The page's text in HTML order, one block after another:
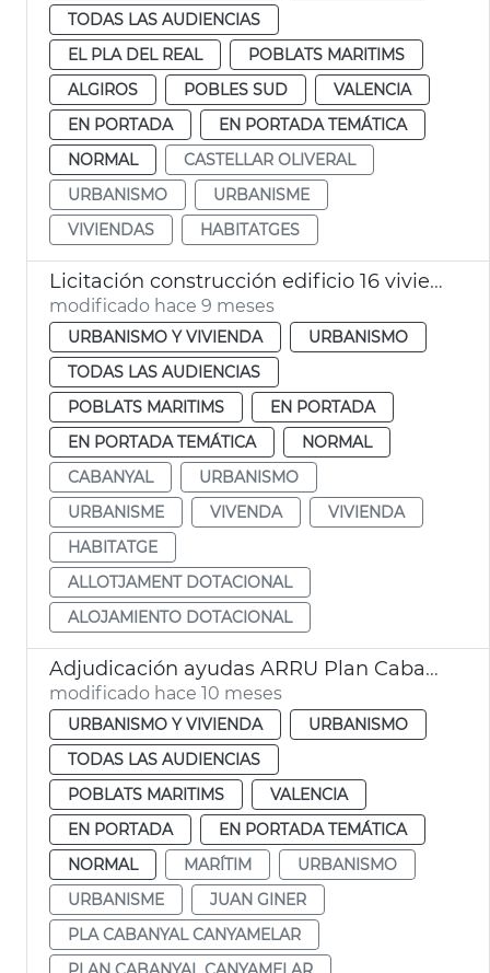
TODAS LAS AUDIENCIAS
EL PLA DEL REAL
POBLATS MARITIMS
ALGIROS
POBLES SUD
VALENCIA
EN PORTADA
EN PORTADA TEMÁTICA
NORMAL
CASTELLAR OLIVERAL
URBANISMO
URBANISME
VIVIENDAS
HABITATGES
Licitación construcción edificio 16 viviendas sociales el Cabanyal
modificado hace 9 meses
URBANISMO Y VIVIENDA
URBANISMO
TODAS LAS AUDIENCIAS
POBLATS MARITIMS
EN PORTADA
EN PORTADA TEMÁTICA
NORMAL
CABANYAL
URBANISMO
URBANISME
VIVENDA
VIVIENDA
HABITATGE
ALLOTJAMENT DOTACIONAL
ALOJAMIENTO DOTACIONAL
Adjudicación ayudas ARRU Plan Cabanyal-Canyamelar
modificado hace 10 meses
URBANISMO Y VIVIENDA
URBANISMO
TODAS LAS AUDIENCIAS
POBLATS MARITIMS
VALENCIA
EN PORTADA
EN PORTADA TEMÁTICA
NORMAL
MARÍTIM
URBANISMO
URBANISME
JUAN GINER
PLA CABANYAL CANYAMELAR